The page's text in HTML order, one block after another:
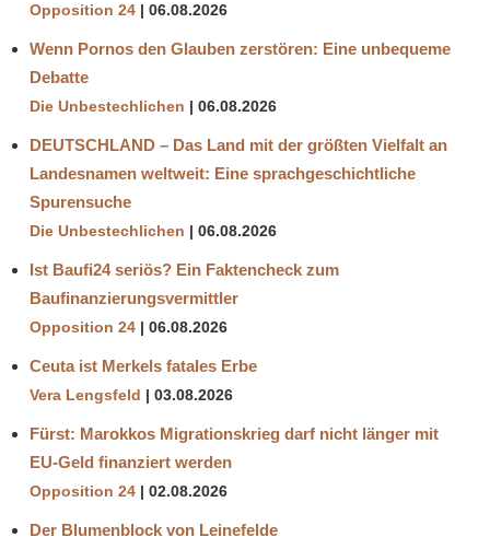
Opposition 24 06.08.2026
Wenn Pornos den Glauben zerstören: Eine unbequeme
Debatte
Die Unbestechlichen 06.08.2026
DEUTSCHLAND – Das Land mit der größten Vielfalt an
Landesnamen weltweit: Eine sprachgeschichtliche
Spurensuche
Die Unbestechlichen 06.08.2026
Ist Baufi24 seriös? Ein Faktencheck zum
Baufinanzierungsvermittler
Opposition 24 06.08.2026
Ceuta ist Merkels fatales Erbe
Vera Lengsfeld 03.08.2026
Fürst: Marokkos Migrationskrieg darf nicht länger mit
EU-Geld finanziert werden
Opposition 24 02.08.2026
Der Blumenblock von Leinefelde